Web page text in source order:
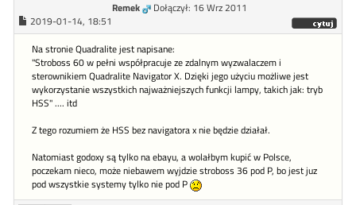
Remek
Dołączył: 16 Wrz 2011
2019-01-14, 18:51
Na stronie Quadralite jest napisane:
"Stroboss 60 w pełni współpracuje ze zdalnym wyzwalaczem i
sterownikiem Quadralite Navigator X. Dzięki jego użyciu możliwe jest
wykorzystanie wszystkich najważniejszych funkcji lampy, takich jak: tryb
HSS" .... itd
Z tego rozumiem że HSS bez navigatora x nie będzie działał.
Natomiast godoxy są tylko na ebayu, a wolałbym kupić w Polsce,
poczekam nieco, może niebawem wyjdzie stroboss 36 pod P, bo jest juz
pod wszystkie systemy tylko nie pod P